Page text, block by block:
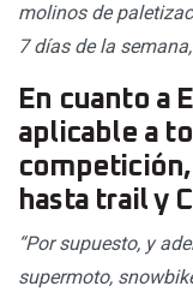
molinos de
7 días de la
En cuanto a
aplicable a
hasta trail y
“Por supuesto, y
supermoto,